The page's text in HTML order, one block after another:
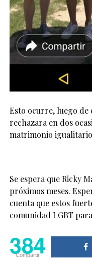
Esto ocurre, luego de
rechazara en dos
matrimonio
Se espera que Ricky
próximos meses.
cuenta que estos
comunidad LGBT
384
Compartir